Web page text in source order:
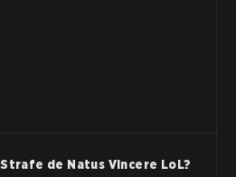
Strafe de Natus Vincere LoL?